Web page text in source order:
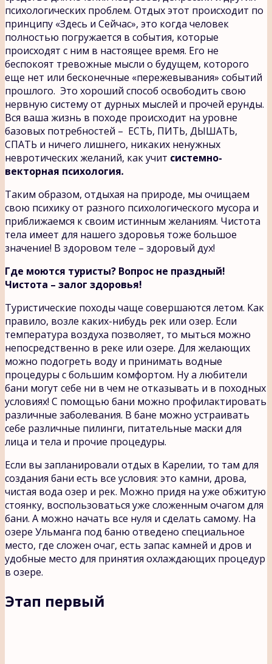
психологических проблем. Отдых этот происходит по
принципу «Здесь и Сейчас», это когда человек
полностью погружается в события, которые
происходят с ним в настоящее время. Его не
беспокоят тревожные мысли о будущем, которого
еще нет или бесконечные «пережевывания» событий
прошлого. Это хороший способ освободить свою
нервную систему от дурных мыслей и прочей ерунды.
Вся ваша жизнь в походе происходит на уровне
базовых потребностей – ЕСТЬ, ПИТЬ, ДЫШАТЬ,
СПАТЬ и ничего лишнего, никаких ненужных
невротических желаний, как учит системно-
векторная психология.
Таким образом, отдыхая на природе, мы очищаем
свою психику от разного психологического мусора и
приближаемся к своим истинным желаниям. Чистота
тела имеет для нашего здоровья тоже большое
значение! В здоровом теле – здоровый дух!
Где моются туристы? Вопрос не праздный!
Чистота – залог здоровья!
Туристические походы чаще совершаются летом. Как
правило, возле каких-нибудь рек или озер. Если
температура воздуха позволяет, то мыться можно
непосредственно в реке или озере. Для желающих
можно подогреть воду и принимать водные
процедуры с большим комфортом. Ну а любители
бани могут себе ни в чем не отказывать и в походных
условиях! С помощью бани можно профилактировать
различные заболевания. В бане можно устраивать
себе различные пилинги, питательные маски для
лица и тела и прочие процедуры.
Если вы запланировали отдых в Карелии, то там для
создания бани есть все условия: это камни, дрова,
чистая вода озер и рек. Можно придя на уже обжитую
стоянку, воспользоваться уже сложенным очагом для
бани. А можно начать все нуля и сделать самому. На
озере Ульманга под баню отведено специальное
место, где сложен очаг, есть запас камней и дров и
удобные место для принятия охлаждающих процедур
в озере.
Этап первый